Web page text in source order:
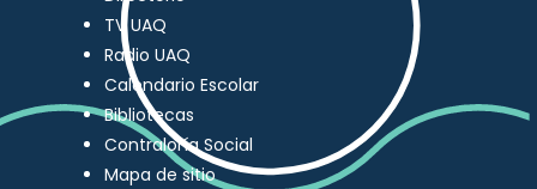
TV UAQ
Radio UAQ
Calendario Escolar
Bibliotecas
Contraloría Social
Mapa de sitio